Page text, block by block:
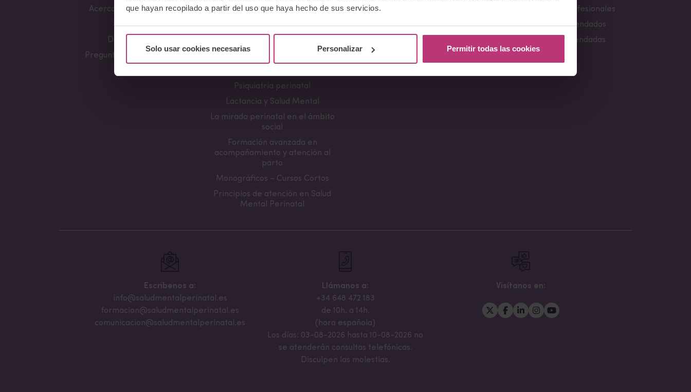
que hayan recopilado a partir del uso que haya hecho de sus servicios.
Solo usar cookies necesarias Personalizar Permitir todas las cookies
Acerca del Instituto
Equipo
Docentes
Preguntas frecuentes
Conferencia Neurociencia de la
Fundamentos en Salud Mental
Herramientas de Psicoterapia
Psiquiatría perinatal
Lactancia y Salud Mental
La mirada perinatal en el ámbito
social
Formación avanzada en
acompañamiento y atención al
parto
Monográficos – Cursos Cortos
Principios de atención en Salud
Mental Perinatal
Apariciones en medios
Notas de prensa
Buscador de profesionales
Libros recomendados
Webs Recomendadas
Escribenos a:
info@saludmentalperinatal.es
formacion@saludmentalperinatal.es
comunicacion@saludmentalperinatal.es
Llámanos a:
+34 648 472 183
de 10h. a 14h.
(hora española)
Los días: 03-08-2026 hasta 10-08-2026 no
se atenderán consultas telefónicas.
Disculpen las molestias.
Visítanos en: